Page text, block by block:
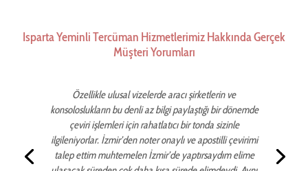
Isparta Yeminli Tercüman Hizmetlerimiz Hakkında Gerçek
Müşteri Yorumları
Özellikle ulusal vizelerde aracı şirketlerin ve
konsoloslukların bu denli az bilgi paylaştığı bir dönemde
çeviri işlemleri için rahatlatıcı bir tonda sizinle
ilgileniyorlar. İzmir’den noter onaylı ve apostilli çevirimi
talep ettim muhtemelen İzmir’de yaptırsaydım elime